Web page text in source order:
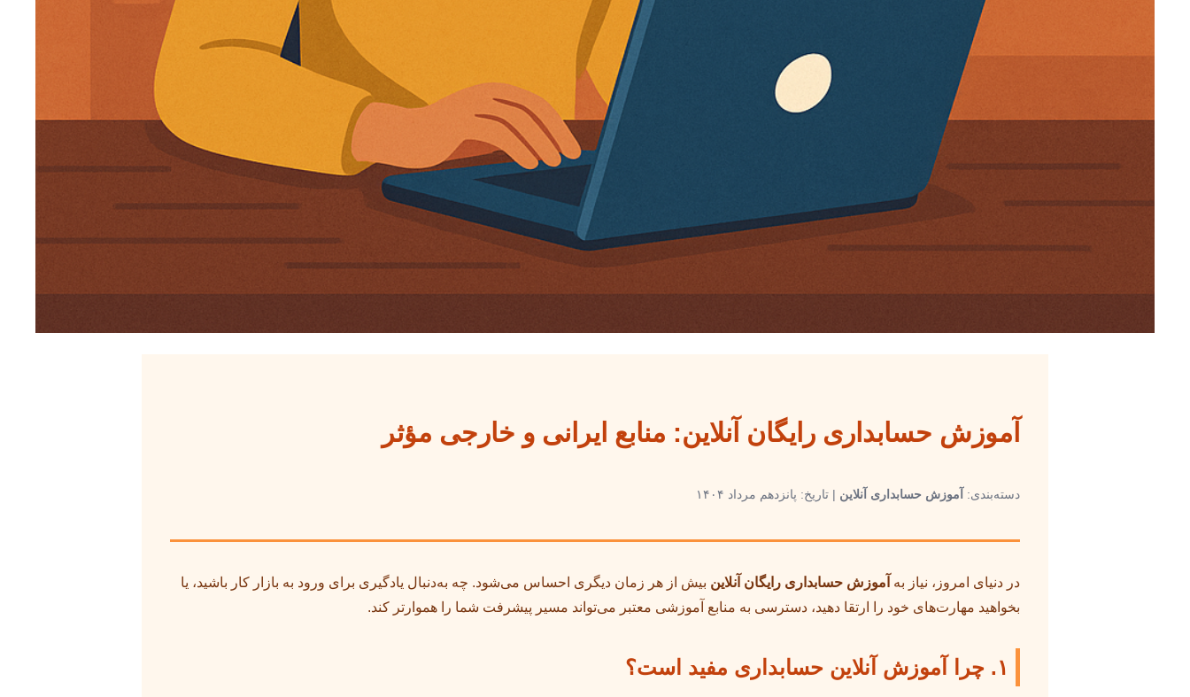
آموزش حسابداری رایگان آنلاین: منابع ایرانی و خارجی مؤثر
دسته‌بندی: آموزش حسابداری آنلاین | تاریخ: پانزدهم مرداد ۱۴۰۴
در دنیای امروز، نیاز به آموزش حسابداری رایگان آنلاین بیش از هر زمان دیگری احساس می‌شود. چه به‌دنبال یادگیری برای ورود به بازار کار باشید، یا
بخواهید مهارت‌های خود را ارتقا دهید، دسترسی به منابع آموزشی معتبر می‌تواند مسیر پیشرفت شما را هموارتر کند.
۱. چرا آموزش آنلاین حسابداری مفید است؟